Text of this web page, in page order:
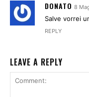
DONATO 8
Salve vorrei
REPLY
LEAVE A REPLY